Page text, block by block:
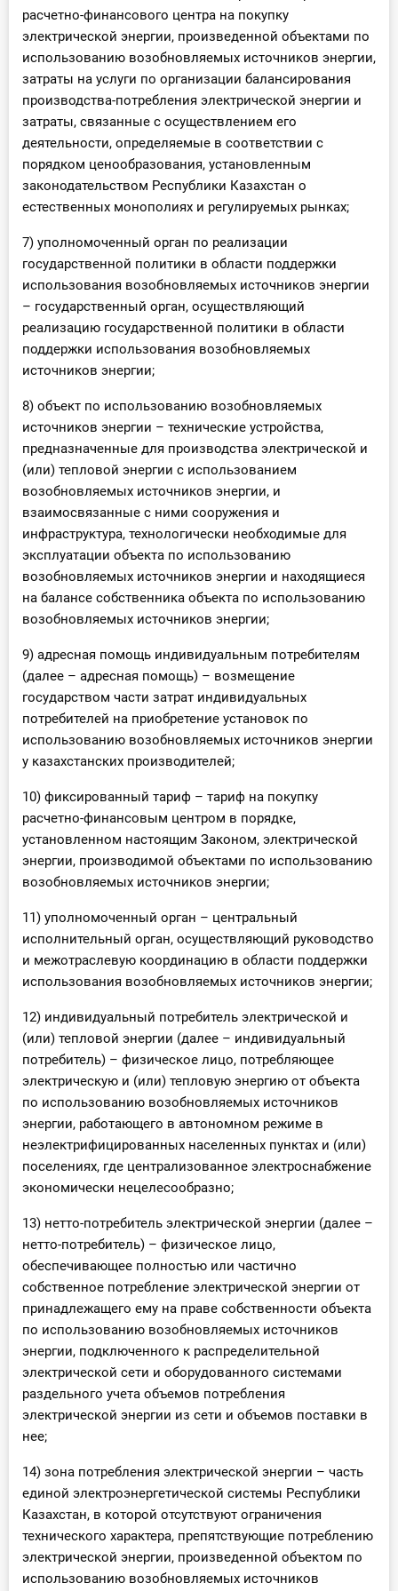
расчетно-финансового центра на покупку
электрической энергии, произведенной объектами по
использованию возобновляемых источников энергии,
затраты на услуги по организации балансирования
производства-потребления электрической энергии и
затраты, связанные с осуществлением его
деятельности, определяемые в соответствии с
порядком ценообразования, установленным
законодательством Республики Казахстан о
естественных монополиях и регулируемых рынках;
7) уполномоченный орган по реализации
государственной политики в области поддержки
использования возобновляемых источников энергии
– государственный орган, осуществляющий
реализацию государственной политики в области
поддержки использования возобновляемых
источников энергии;
8) объект по использованию возобновляемых
источников энергии – технические устройства,
предназначенные для производства электрической и
(или) тепловой энергии с использованием
возобновляемых источников энергии, и
взаимосвязанные с ними сооружения и
инфраструктура, технологически необходимые для
эксплуатации объекта по использованию
возобновляемых источников энергии и находящиеся
на балансе собственника объекта по использованию
возобновляемых источников энергии;
9) адресная помощь индивидуальным потребителям
(далее – адресная помощь) – возмещение
государством части затрат индивидуальных
потребителей на приобретение установок по
использованию возобновляемых источников энергии
у казахстанских производителей;
10) фиксированный тариф – тариф на покупку
расчетно-финансовым центром в порядке,
установленном настоящим Законом, электрической
энергии, производимой объектами по использованию
возобновляемых источников энергии;
11) уполномоченный орган – центральный
исполнительный орган, осуществляющий руководство
и межотраслевую координацию в области поддержки
использования возобновляемых источников энергии;
12) индивидуальный потребитель электрической и
(или) тепловой энергии (далее – индивидуальный
потребитель) – физическое лицо, потребляющее
электрическую и (или) тепловую энергию от объекта
по использованию возобновляемых источников
энергии, работающего в автономном режиме в
неэлектрифицированных населенных пунктах и (или)
поселениях, где централизованное электроснабжение
экономически нецелесообразно;
13) нетто-потребитель электрической энергии (далее –
нетто-потребитель) – физическое лицо,
обеспечивающее полностью или частично
собственное потребление электрической энергии от
принадлежащего ему на праве собственности объекта
по использованию возобновляемых источников
энергии, подключенного к распределительной
электрической сети и оборудованного системами
раздельного учета объемов потребления
электрической энергии из сети и объемов поставки в
нее;
14) зона потребления электрической энергии – часть
единой электроэнергетической системы Республики
Казахстан, в которой отсутствуют ограничения
технического характера, препятствующие потреблению
электрической энергии, произведенной объектом по
использованию возобновляемых источников